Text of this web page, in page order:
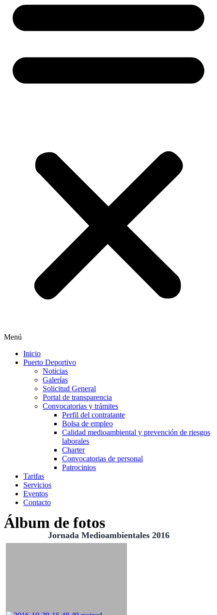
Menú
Inicio
Puerto Deportivo
Noticias
Galerías
Solicitud General
Portal de transparencia
Convocatorias y trámites
Perfil del contratante
Bolsa de empleo
Calidad medioambiental y prevención de riesgos
laborales
Charter
Convocatorias de personal
Patrocinios
Tarifas
Servicios
Eventos
Contacto
Álbum de fotos
Jornada Medioambientales 2016